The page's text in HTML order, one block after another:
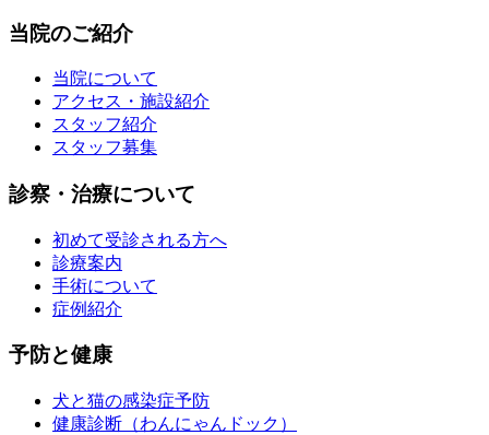
当院のご紹介
当院について
アクセス・施設紹介
スタッフ紹介
スタッフ募集
診察・治療について
初めて受診される方へ
診療案内
手術について
症例紹介
予防と健康
犬と猫の感染症予防
健康診断（わんにゃんドック）